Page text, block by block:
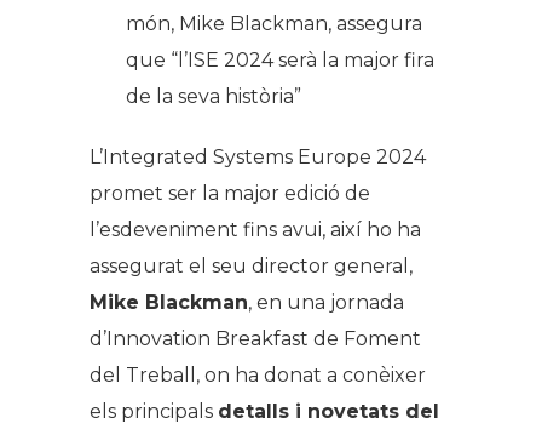
món, Mike Blackman, assegura
que “l’ISE 2024 serà la major fira
de la seva història”
L’Integrated Systems Europe 2024
promet ser la major edició de
l’esdeveniment fins avui, així ho ha
assegurat el seu director general,
Mike Blackman, en una jornada
d’Innovation Breakfast de Foment
del Treball, on ha donat a conèixer
els principals detalls i novetats del